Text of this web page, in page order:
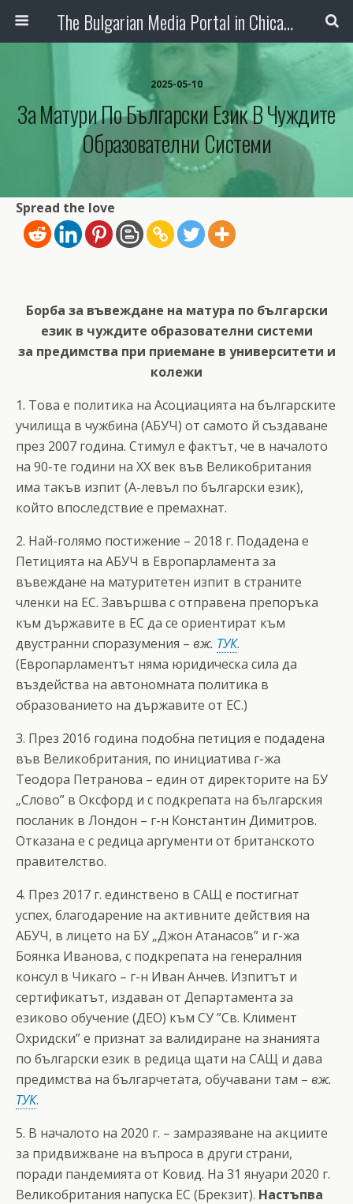
The Bulgarian Media Portal in Chicago
2025-05-10
За Матури По Български Език В Чуждите
Образователни Системи
Spread the love
Борба за въвеждане на матура по български
език в чуждите образователни системи
за предимства при приемане в университети и
колежи
1. Това е политика на Асоциацията на българските
училища в чужбина (АБУЧ) от самото й създаване
през 2007 година. Стимул е фактът, че в началото
на 90-те години на XX век във Великобритания
има такъв изпит (А-левъл по български език),
който впоследствие е премахнат.
2. Най-голямо постижение – 2018 г. Подадена е
Петицията на АБУЧ в Европарламента за
въвеждане на матуритетен изпит в страните
членки на ЕС. Завършва с отправена препоръка
към държавите в ЕС да се ориентират към
двустранни споразумения – вж. ТУК.
(Европарламентът няма юридическа сила да
въздейства на автономната политика в
образованието на държавите от ЕС.)
3. През 2016 година подобна петиция е подадена
във Великобритания, по инициатива г-жа
Теодора Петранова – един от директорите на БУ
„Слово” в Оксфорд и с подкрепата на българския
посланик в Лондон – г-н Константин Димитров.
Отказана е с редица аргументи от британското
правителство.
4. През 2017 г. единствено в САЩ е постигнат
успех, благодарение на активните действия на
АБУЧ, в лицето на БУ „Джон Атанасов” и г-жа
Боянка Иванова, с подкрепата на генералния
консул в Чикаго – г-н Иван Анчев. Изпитът и
сертификатът, издаван от Департамента за
езиково обучение (ДЕО) към СУ ”Св. Климент
Охридски” е признат за валидиране на знанията
по български език в редица щати на САЩ и дава
предимства на българчетата, обучавани там – вж.
ТУК.
5. В началото на 2020 г. – замразяване на акциите
за придвижване на въпроса в други страни,
поради пандемията от Ковид. На 31 януари 2020 г.
Великобритания напуска ЕС (Брекзит). Настъпва